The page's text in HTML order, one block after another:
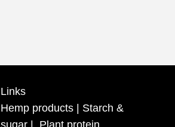
Links
Hemp products | Starch &
sugar | Plant protein